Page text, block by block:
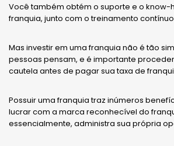
Você também obtém o suporte e o know-
franquia, junto com o treinamento
Mas investir em uma franquia não é tão
pessoas pensam, e é importante
cautela antes de pagar sua taxa de
Possuir uma franquia traz inúmeros
lucrar com a marca reconhecível do
essencialmente, administra sua própria